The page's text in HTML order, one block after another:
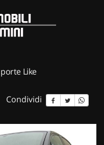
Like
Condividi